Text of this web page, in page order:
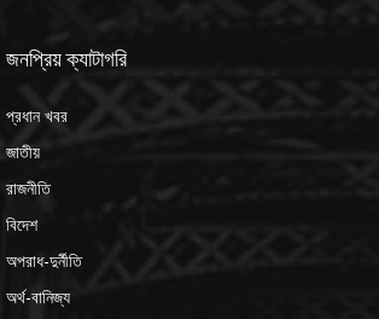
জনপ্রিয় ক্যাটাগরি
প্রধান খবর
জাতীয়
রাজনীতি
বিদেশ
অপরাধ-দুর্নীতি
অর্থ-বানিজ্য